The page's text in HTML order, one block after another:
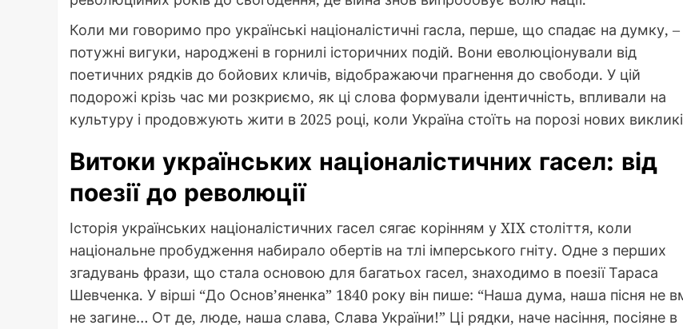
Коли ми говоримо про українські націоналістичні гасла, перше, що спадає на думку,
потужні вигуки, народжені в горнилі історичних подій. Вони еволюціонували від
поетичних рядків до бойових кличів, відображаючи прагнення до свободи. У цій
подорожі крізь час ми розкриємо, як ці слова формували ідентичність, впливали на
культуру і продовжують жити в 2025 році, коли Україна стоїть на порозі нових
Витоки українських націоналістичних гасел: від
поезії до революції
Історія українських націоналістичних гасел сягає корінням у XIX століття, коли
національне пробудження набирало обертів на тлі імперського гніту. Одне з перших
згадувань фрази, що стала основою для багатьох гасел, знаходимо в поезії Тараса
Шевченка. У вірші “До Основ’яненка” 1840 року він пише: “Наша дума, наша пісня не
не загине… От де, люде, наша слава, Слава України!” Ці рядки, наче насіння, посіяне в